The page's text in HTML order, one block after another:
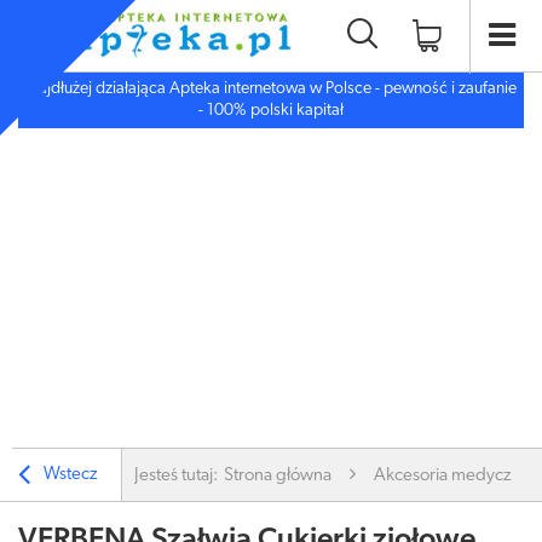
Najdłużej działająca Apteka internetowa w Polsce - pewność i zaufanie
- 100% polski kapitał
Wstecz Jesteś tutaj: Strona główna Akcesoria medyczne